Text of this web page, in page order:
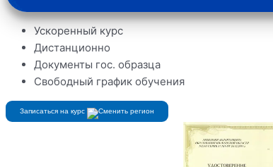
Ускоренный курс
Дистанционно
Документы гос. образца
Свободный график обучения
Записаться на курс